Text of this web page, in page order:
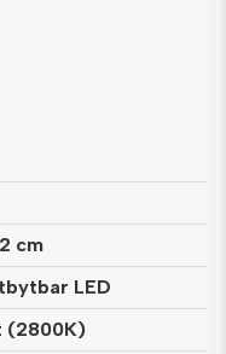
cm
LED
(2800K)